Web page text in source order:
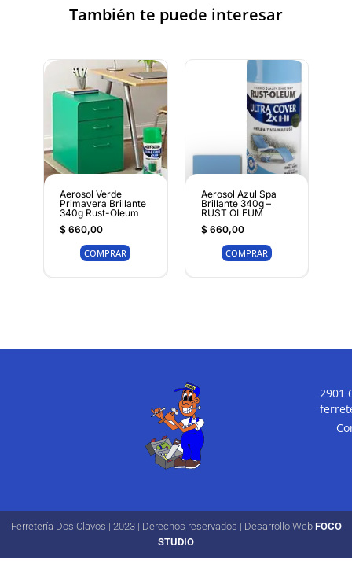
También te puede interesar
Aerosol Verde
Primavera Brillante
340g Rust-Oleum
$660,00
COMPRAR
Aerosol Azul Spa
Brillante 340g –
RUST OLEUM
$660,00
COMPRAR
2901
Ferretería Dos Clavos | 2023 | Derechos reservados | Desarrollo Web FOCO
STUDIO